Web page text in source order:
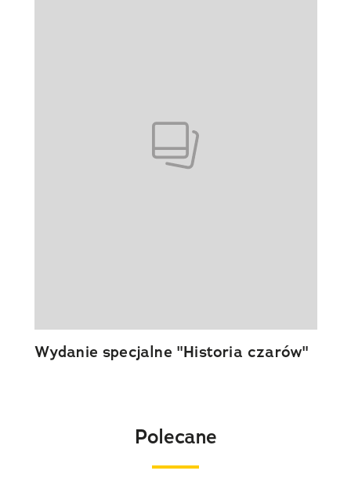
Wydanie specjalne "Historia czarów"
Polecane